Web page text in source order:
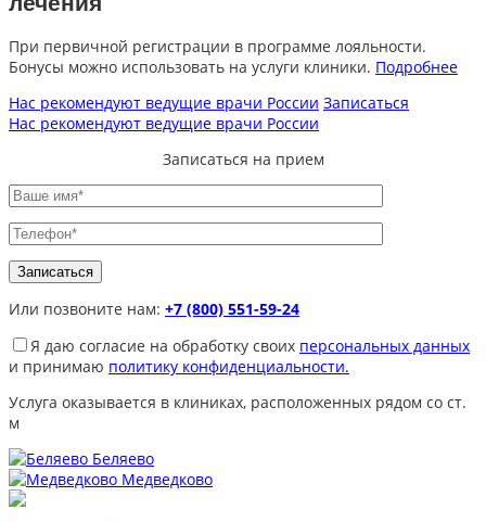
При первичной регистрации в программе лояльности.
Бонусы можно использовать на услуги клиники. Подробнее
Нас рекомендуют ведущие врачи России Записаться
Нас рекомендуют ведущие врачи России
Записаться на прием
Или позвоните нам: +7 (800) 551-59-24
Я даю согласие на обработку своих персональных данных
и принимаю политику конфиденциальности.
Услуга оказывается в клиниках, расположенных рядом со ст.
м
Беляево
Медведково